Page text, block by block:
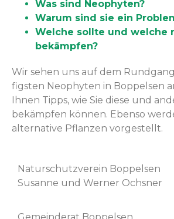
Was sind Neophyten?
Warum sind sie ein
Welche sollte und welche
bekämpfen?
Wir sehen uns auf dem
fig­sten Neo­phyten in Bop­pelsen
Ihnen Tipps, wie Sie diese und
bekämpfen kön­nen. Eben­so
alter­na­tive Pflanzen vorgestellt.
Naturschutzvere­in Bop­pelsen
Susanne und Wern­er Ochsner